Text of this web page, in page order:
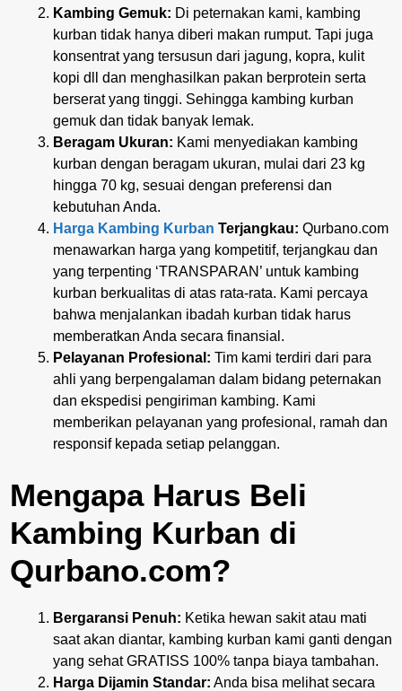
Kambing Gemuk: Di peternakan kami, kambing
kurban tidak hanya diberi makan rumput. Tapi juga
konsentrat yang tersusun dari jagung, kopra, kulit
kopi dll dan menghasilkan pakan berprotein serta
berserat yang tinggi. Sehingga kambing kurban
gemuk dan tidak banyak lemak.
Beragam Ukuran: Kami menyediakan kambing
kurban dengan beragam ukuran, mulai dari 23 kg
hingga 70 kg, sesuai dengan preferensi dan
kebutuhan Anda.
Harga Kambing Kurban Terjangkau: Qurbano.com
menawarkan harga yang kompetitif, terjangkau dan
yang terpenting ‘TRANSPARAN’ untuk kambing
kurban berkualitas di atas rata-rata. Kami percaya
bahwa menjalankan ibadah kurban tidak harus
memberatkan Anda secara finansial.
Pelayanan Profesional: Tim kami terdiri dari para
ahli yang berpengalaman dalam bidang peternakan
dan ekspedisi pengiriman kambing. Kami
memberikan pelayanan yang profesional, ramah dan
responsif kepada setiap pelanggan.
Mengapa Harus Beli
Kambing Kurban di
Qurbano.com?
Bergaransi Penuh: Ketika hewan sakit atau mati
saat akan diantar, kambing kurban kami ganti dengan
yang sehat GRATISS 100% tanpa biaya tambahan.
Harga Dijamin Standar: Anda bisa melihat secara